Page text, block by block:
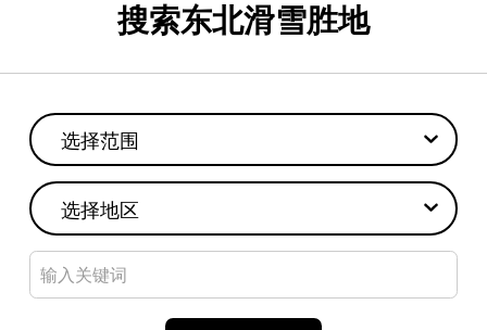
搜索东北滑雪胜地
选择范围
选择地区